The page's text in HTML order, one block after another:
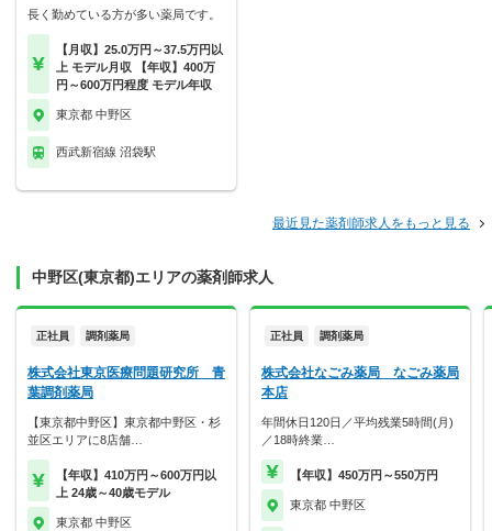
長く勤めている方が多い薬局です。
【月収】25.0万円～37.5万円以
上 モデル月収 【年収】400万
円～600万円程度 モデル年収
東京都 中野区
西武新宿線 沼袋駅
最近見た薬剤師求人をもっと見る
中野区(東京都)エリアの薬剤師求人
正社員 調剤薬局
株式会社東京医療問題研究所 青
葉調剤薬局
【東京都中野区】東京都中野区・杉
並区エリアに8店舗…
【年収】410万円～600万円以
上 24歳～40歳モデル
東京都 中野区
正社員 調剤薬局
株式会社なごみ薬局 なごみ薬局
本店
年間休日120日／平均残業5時間(月)
／18時終業…
【年収】450万円～550万円
東京都 中野区